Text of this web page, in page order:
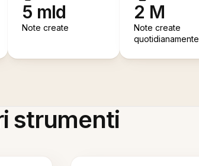
5 mld
Note create
2 M
Note create
quotidianamente
strumenti